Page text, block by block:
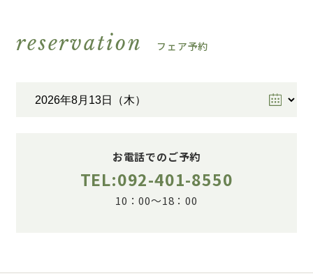
reservation フェア予約
お電話でのご予約
TEL:092-401-8550
10：00～18：00